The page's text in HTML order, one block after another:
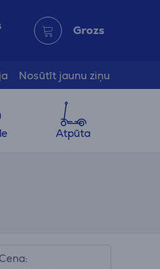
Grozs
Nosūtīt jaunu ziņu
Atpūta
Cena: